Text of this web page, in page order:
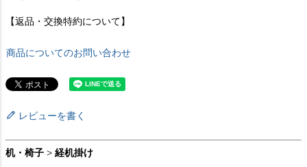
【返品・交換特約について】
商品についてのお問い合わせ
レビューを書く
机・椅子 > 経机掛け